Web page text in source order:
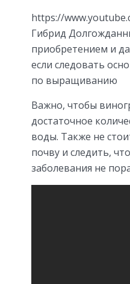
https://
Гибрид
приобретением и
если следовать
по выращиванию
Важно, чтобы
достаточное
воды. Также не
почву и следить,
заболевания не